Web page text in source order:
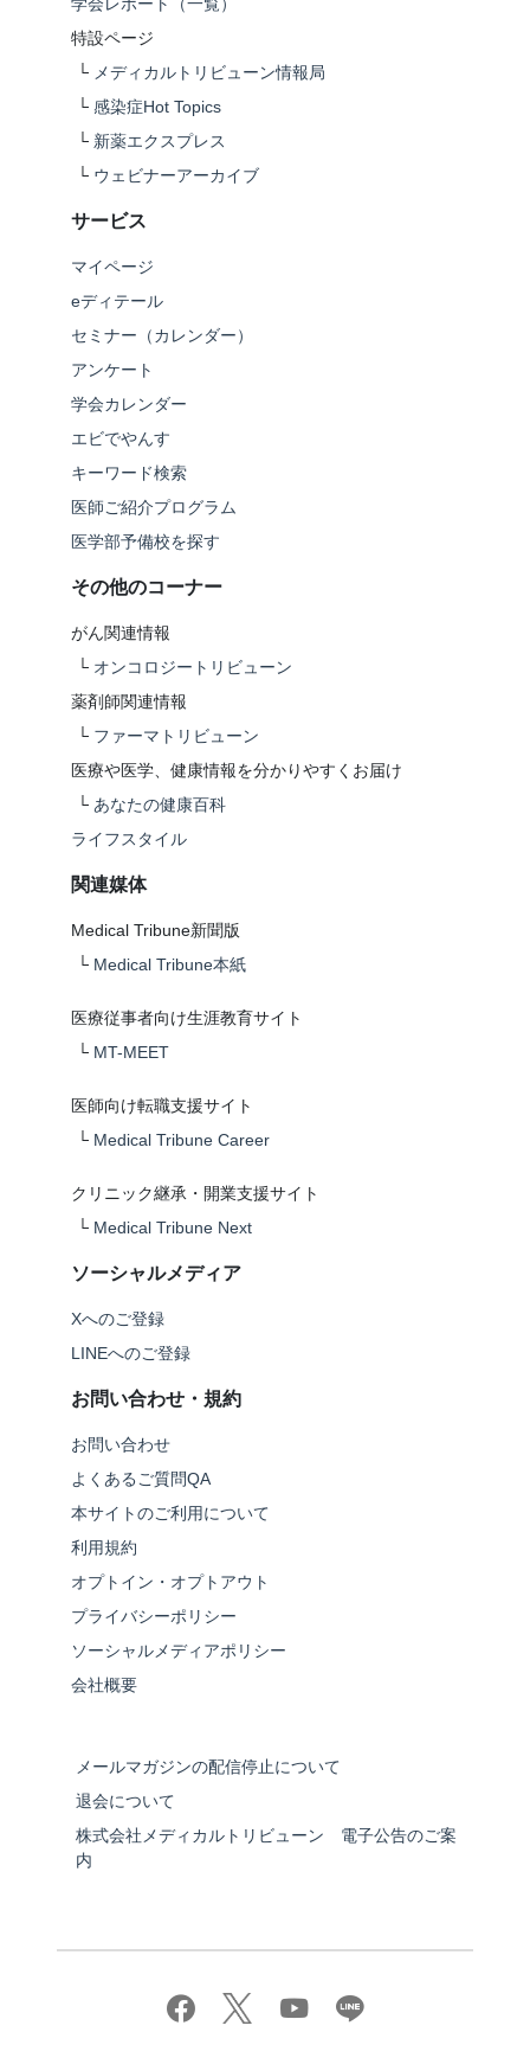
特設ページ
└ メディカルトリビューン情報局
└ 感染症Hot Topics
└ 新薬エクスプレス
└ ウェビナーアーカイブ
サービス
マイページ
eディテール
セミナー（カレンダー）
アンケート
学会カレンダー
エビでやんす
キーワード検索
医師ご紹介プログラム
医学部予備校を探す
その他のコーナー
がん関連情報
└ オンコロジートリビューン
薬剤師関連情報
└ ファーマトリビューン
医療や医学、健康情報を分かりやすくお届け
└ あなたの健康百科
ライフスタイル
関連媒体
Medical Tribune新聞版
└ Medical Tribune本紙
医療従事者向け生涯教育サイト
└ MT-MEET
医師向け転職支援サイト
└ Medical Tribune Career
クリニック継承・開業支援サイト
└ Medical Tribune Next
ソーシャルメディア
Xへのご登録
LINEへのご登録
お問い合わせ・規約
お問い合わせ
よくあるご質問QA
本サイトのご利用について
利用規約
オプトイン・オプトアウト
プライバシーポリシー
ソーシャルメディアポリシー
会社概要
メールマガジンの配信停止について
退会について
株式会社メディカルトリビューン 電子公告のご案
内